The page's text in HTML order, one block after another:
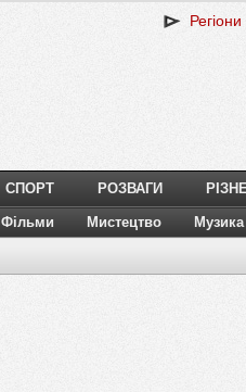
Регіони
СПОРТ РОЗВАГИ
Фільми Мистецтво Музика